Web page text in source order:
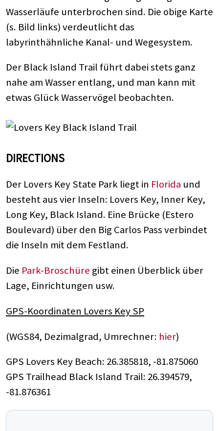
Wasserläufe unterbrochen sind. Die obige Karte
(s. Bild links) verdeutlicht das
labyrinthähnliche Kanal- und Wegesystem.
Der Black Island Trail führt dabei stets ganz
nahe am Wasser entlang, und man kann mit
etwas Glück Wasservögel beobachten.
DIRECTIONS
Der Lovers Key State Park liegt in Florida und
besteht aus vier Inseln: Lovers Key, Inner Key,
Long Key, Black Island. Eine Brücke (Estero
Boulevard) über den Big Carlos Pass verbindet
die Inseln mit dem Festland.
Die Park-Broschüre gibt einen Überblick über
Lage, Einrichtungen usw.
GPS-Koordinaten Lovers Key SP
(WGS84, Dezimalgrad, Umrechner: hier)
GPS Lovers Key Beach: 26.385818, -81.875060
GPS Trailhead Black Island Trail: 26.394579,
-81.876361